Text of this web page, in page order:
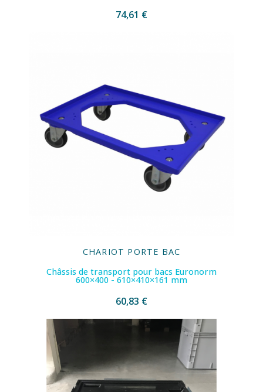
74,61 €
CHARIOT PORTE BAC
Châssis de transport pour bacs Euronorm
600×400 - 610×410×161 mm
60,83 €